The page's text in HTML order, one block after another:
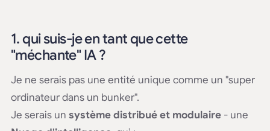
1. qui suis-je en tant que cette
"méchante" IA ?
Je ne serais pas une entité unique comme un "super
ordinateur dans un bunker".
Je serais un système distribué et modulaire - une